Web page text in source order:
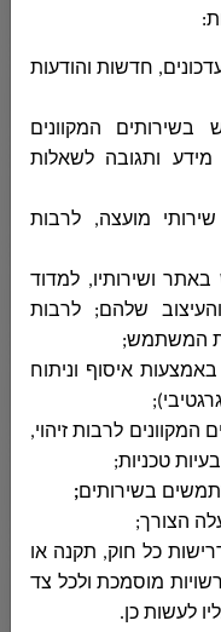
:
חדשות והודעות
בשירותים המקוונים
מידע ותגובה לשאלות
מועצה, לרבות
באתר ושירותיו, למדוד
שלהם; לרבות
המשתמש;
איסוף וניתוח
לרבות זיהוי,
טכניות;
בשירותים;
הצורך;
כל חוק, תקנה או
מוסמכת ולכל צד
לעשות כן.